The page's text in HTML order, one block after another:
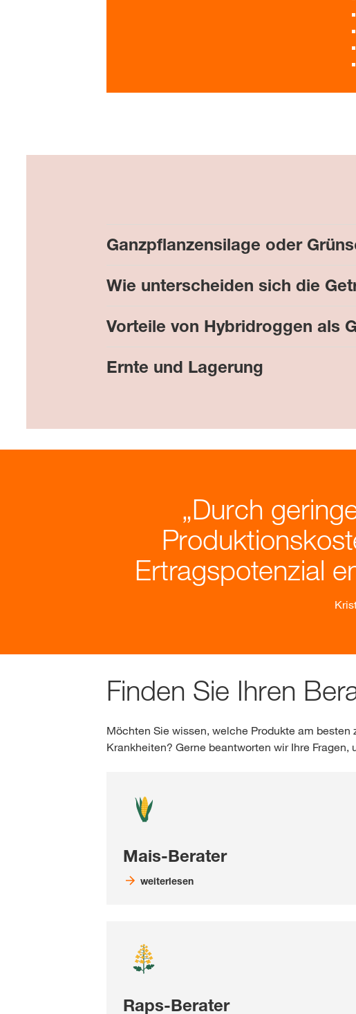
Ganzpflanzensilage oder
Wie unterscheiden sich die
Vorteile von Hybridroggen als
Ernte und Lagerung
Durch
Ertragspotenzial
Finden Sie Ihren
Möchten Sie wissen, welche Produkte am
Krankheiten? Gerne beantworten wir Ihre
Mais-Berater
weiterlesen
Raps-Berater